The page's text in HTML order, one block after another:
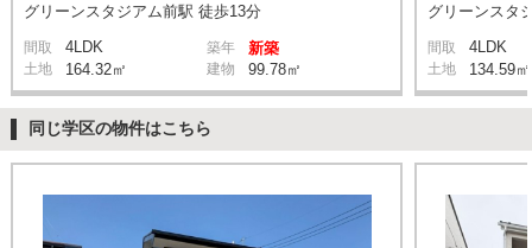
グリーンスタジアム前駅 徒歩13分
間取 4LDK 築年 新築
土地 164.32㎡ 建物 99.78㎡
グリーンスタ
間取 4LDK
土地 134.59㎡
同じ学区の物件はこちら